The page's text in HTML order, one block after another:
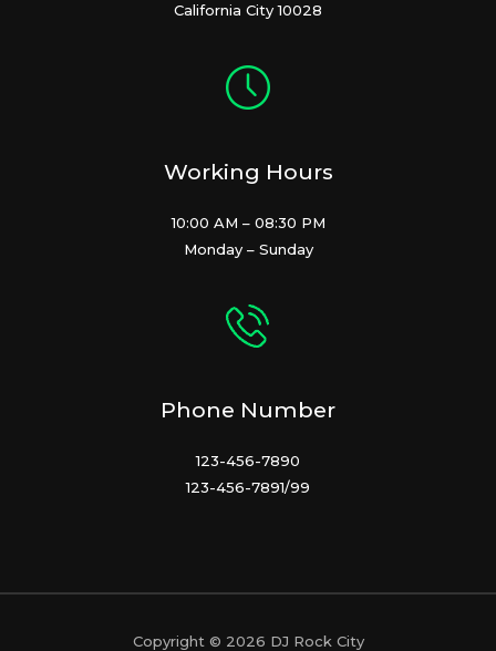
California City 10028
Working Hours
10:00 AM – 08:30 PM
Monday – Sunday
Phone Number
123-456-7890
123-456-7891/99
Copyright © 2026 DJ Rock City